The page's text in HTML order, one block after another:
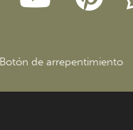
Botón de arrepentimiento